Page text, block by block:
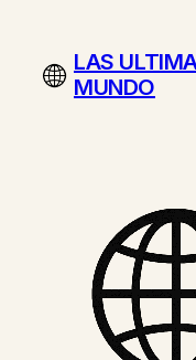
contenidoLAS
MUNDO